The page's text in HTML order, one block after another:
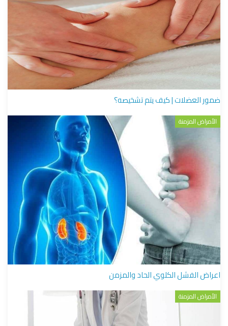
ضمور العضلات | كيف يتم تشخيصه؟
الأمراض المزمنة
اعراض الفشل الكلوي الحاد والمزمن
الأمراض المزمنة